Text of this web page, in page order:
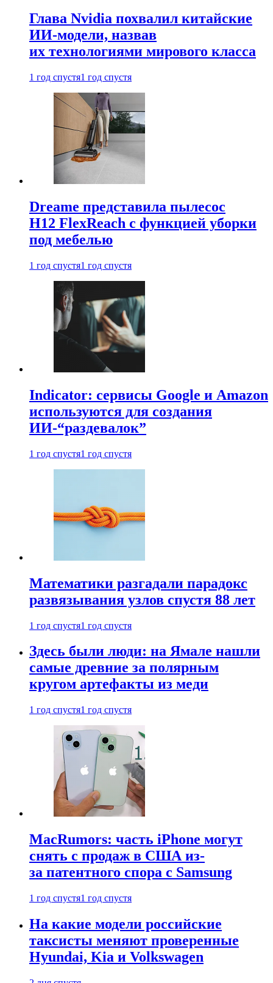
Глава Nvidia похвалил китайские
ИИ-модели, назвав
их технологиями мирового класса
1 год спустя1 год спустя
Dreame представила пылесос
H12 FlexReach с функцией уборки
под мебелью
1 год спустя1 год спустя
Indicator: сервисы Google и Amazon
используются для создания
ИИ-“раздевалок”
1 год спустя1 год спустя
Математики разгадали парадокс
развязывания узлов спустя 88 лет
1 год спустя1 год спустя
Здесь были люди: на Ямале нашли
самые древние за полярным
кругом артефакты из меди
1 год спустя1 год спустя
MacRumors: часть iPhone могут
снять с продаж в США из-
за патентного спора с Samsung
1 год спустя1 год спустя
На какие модели российские
таксисты меняют проверенные
Hyundai, Kia и Volkswagen